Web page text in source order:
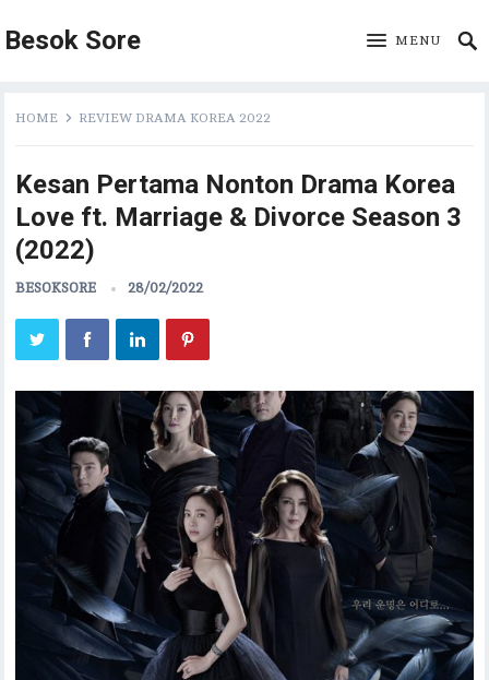
Besok Sore MENU
HOME REVIEW DRAMA KOREA 2022
Kesan Pertama Nonton Drama Korea
Love ft. Marriage & Divorce Season 3
(2022)
BESOKSORE 28/02/2022